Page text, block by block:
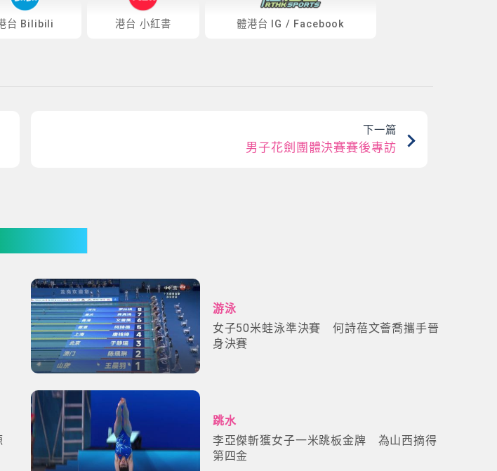
台 Bilibili 港台 小紅書 體港台 IG / Facebook
下一篇
男子花劍團體決賽賽後專訪
游泳
女子50米蛙泳準決賽 何詩蓓文薈喬攜手晉
身決賽
跳水
李亞傑斬獲女子一米跳板金牌 為山西摘得
第四金